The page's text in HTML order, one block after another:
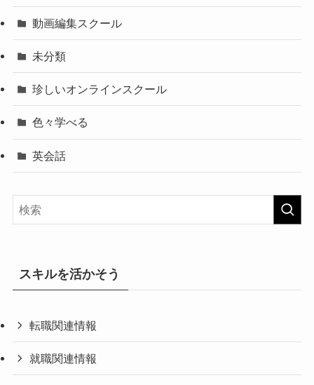
動画編集スクール
未分類
珍しいオンラインスクール
色々学べる
英会話
スキルを活かそう
転職関連情報
就職関連情報